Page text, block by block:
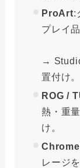
ProArt:
プレイ
→
置付け。
ROG /
熱・重
け。
レージ